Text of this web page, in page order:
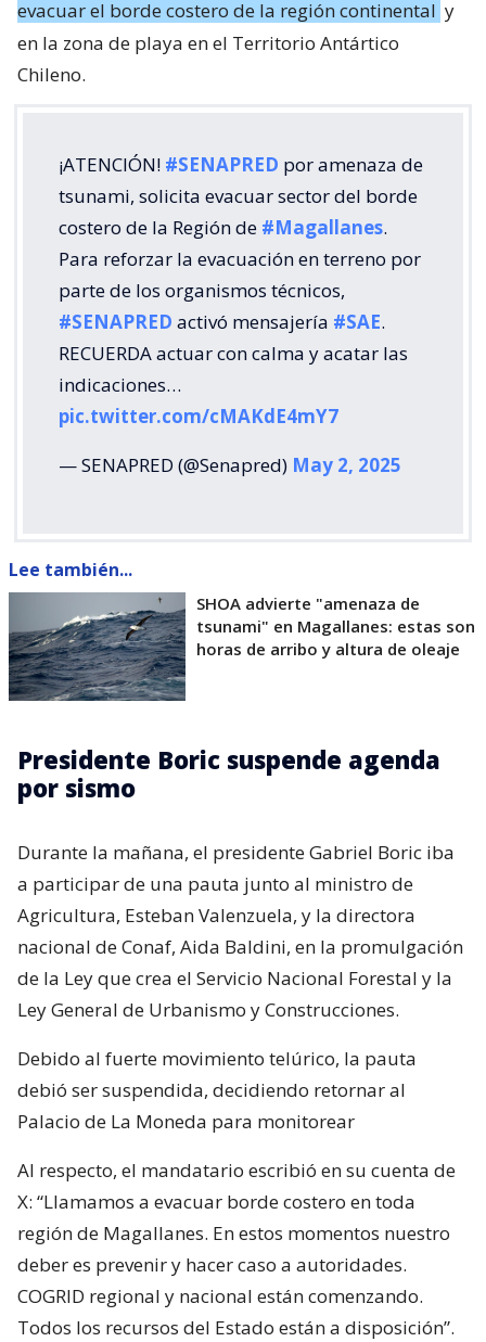
evacuar el borde costero de la región continental y
en la zona de playa en el Territorio Antártico
Chileno.
¡ATENCIÓN! #SENAPRED por amenaza de
tsunami, solicita evacuar sector del borde
costero de la Región de #Magallanes.
Para reforzar la evacuación en terreno por
parte de los organismos técnicos,
#SENAPRED activó mensajería #SAE.
RECUERDA actuar con calma y acatar las
indicaciones…
pic.twitter.com/cMAKdE4mY7
— SENAPRED (@Senapred) May 2, 2025
Lee también...
SHOA advierte "amenaza de
tsunami" en Magallanes: estas son
horas de arribo y altura de oleaje
Presidente Boric suspende agenda
por sismo
Durante la mañana, el presidente Gabriel Boric iba
a participar de una pauta junto al ministro de
Agricultura, Esteban Valenzuela, y la directora
nacional de Conaf, Aida Baldini, en la promulgación
de la Ley que crea el Servicio Nacional Forestal y la
Ley General de Urbanismo y Construcciones.
Debido al fuerte movimiento telúrico, la pauta
debió ser suspendida, decidiendo retornar al
Palacio de La Moneda para monitorear
Al respecto, el mandatario escribió en su cuenta de
X: “Llamamos a evacuar borde costero en toda
región de Magallanes. En estos momentos nuestro
deber es prevenir y hacer caso a autoridades.
COGRID regional y nacional están comenzando.
Todos los recursos del Estado están a disposición”.